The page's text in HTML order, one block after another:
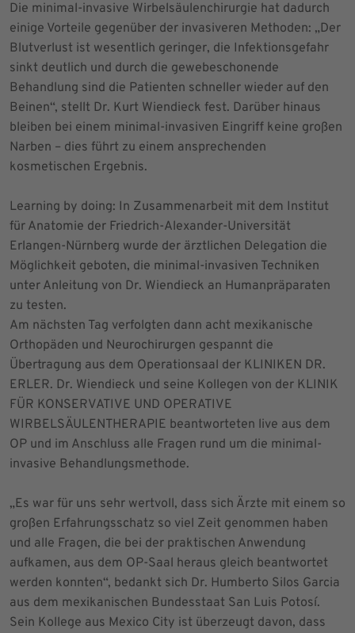
Die minimal-invasive Wirbelsäulenchirurgie hat dadurch
einige Vorteile gegenüber der invasiveren Methoden: „Der
Blutverlust ist wesentlich geringer, die Infektionsgefahr
sinkt deutlich und durch die gewebeschonende
Behandlung sind die Patienten schneller wieder auf den
Beinen“, stellt Dr. Kurt Wiendieck fest. Darüber hinaus
bleiben bei einem minimal-invasiven Eingriff keine großen
Narben – dies führt zu einem ansprechenden
kosmetischen Ergebnis.
Learning by doing: In Zusammenarbeit mit dem Institut
für Anatomie der Friedrich-Alexander-Universität
Erlangen-Nürnberg wurde der ärztlichen Delegation die
Möglichkeit geboten, die minimal-invasiven Techniken
unter Anleitung von Dr. Wiendieck an Humanpräparaten
zu testen.
Am nächsten Tag verfolgten dann acht mexikanische
Orthopäden und Neurochirurgen gespannt die
Übertragung aus dem Operationsaal der KLINIKEN DR.
ERLER. Dr. Wiendieck und seine Kollegen von der KLINIK
FÜR KONSERVATIVE UND OPERATIVE
WIRBELSÄULENTHERAPIE beantworteten live aus dem
OP und im Anschluss alle Fragen rund um die minimal-
invasive Behandlungsmethode.
„Es war für uns sehr wertvoll, dass sich Ärzte mit einem so
großen Erfahrungsschatz so viel Zeit genommen haben
und alle Fragen, die bei der praktischen Anwendung
aufkamen, aus dem OP-Saal heraus gleich beantwortet
werden konnten“, bedankt sich Dr. Humberto Silos Garcia
aus dem mexikanischen Bundesstaat San Luis Potosí.
Sein Kollege aus Mexico City ist überzeugt davon, dass